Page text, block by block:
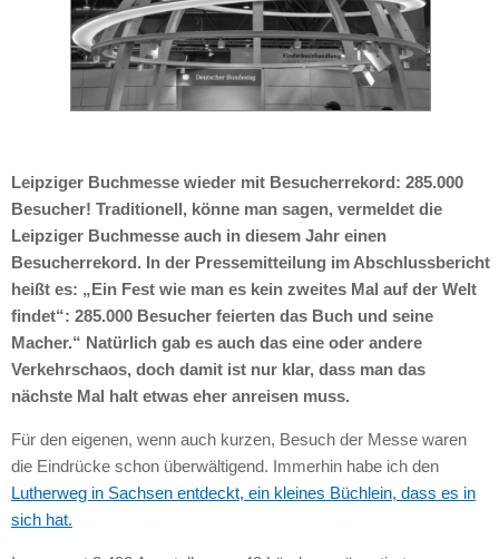
Leipziger Buchmesse wieder mit Besucherrekord: 285.000
Besucher! Traditionell, könne man sagen, vermeldet die
Leipziger Buchmesse auch in diesem Jahr einen
Besucherrekord. In der Pressemitteilung im Abschlussbericht
heißt es: „Ein Fest wie man es kein zweites Mal auf der Welt
findet“: 285.000 Besucher feierten das Buch und seine
Macher.“ Natürlich gab es auch das eine oder andere
Verkehrschaos, doch damit ist nur klar, dass man das
nächste Mal halt etwas eher anreisen muss.
Für den eigenen, wenn auch kurzen, Besuch der Messe waren
die Eindrücke schon überwältigend. Immerhin habe ich den
Lutherweg in Sachsen entdeckt, ein kleines Büchlein, dass es in
sich hat.